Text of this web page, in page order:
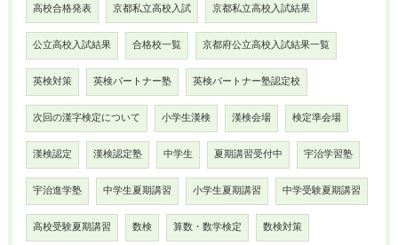
高校合格発表 京都私立高校入試 京都私立高校入試結果
公立高校入試結果 合格校一覧 京都府公立高校入試結果一覧
英検対策 英検パートナー塾 英検パートナー塾認定校
次回の漢字検定について 小学生漢検 漢検会場 検定準会場
漢検認定 漢検認定塾 中学生 夏期講習受付中 宇治学習塾
宇治進学塾 中学生夏期講習 小学生夏期講習 中学受験夏期講習
高校受験夏期講習 数検 算数・数学検定 数検対策